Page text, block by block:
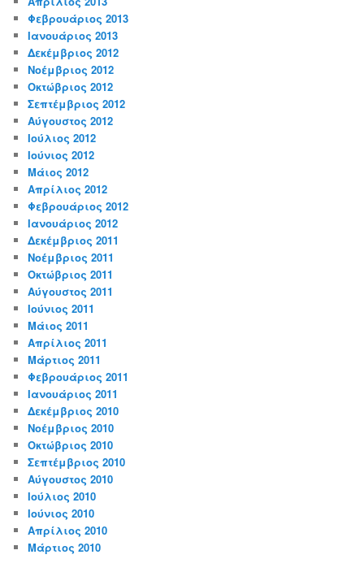
Φεβρουάριος 2013
Ιανουάριος 2013
Δεκέμβριος 2012
Νοέμβριος 2012
Οκτώβριος 2012
Σεπτέμβριος 2012
Αύγουστος 2012
Ιούλιος 2012
Ιούνιος 2012
Μάιος 2012
Απρίλιος 2012
Φεβρουάριος 2012
Ιανουάριος 2012
Δεκέμβριος 2011
Νοέμβριος 2011
Οκτώβριος 2011
Αύγουστος 2011
Ιούνιος 2011
Μάιος 2011
Απρίλιος 2011
Μάρτιος 2011
Φεβρουάριος 2011
Ιανουάριος 2011
Δεκέμβριος 2010
Νοέμβριος 2010
Οκτώβριος 2010
Σεπτέμβριος 2010
Αύγουστος 2010
Ιούλιος 2010
Ιούνιος 2010
Απρίλιος 2010
Μάρτιος 2010